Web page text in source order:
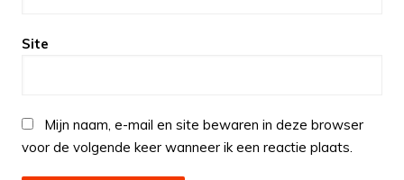
Site
Mijn naam, e-mail en site bewaren in deze browser
voor de volgende keer wanneer ik een reactie plaats.